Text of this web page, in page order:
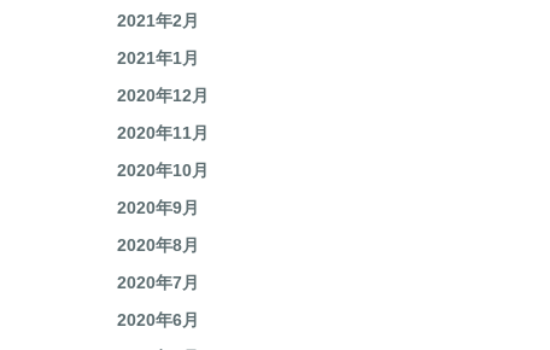
2021年3月
2021年2月
2021年1月
2020年12月
2020年11月
2020年10月
2020年9月
2020年8月
2020年7月